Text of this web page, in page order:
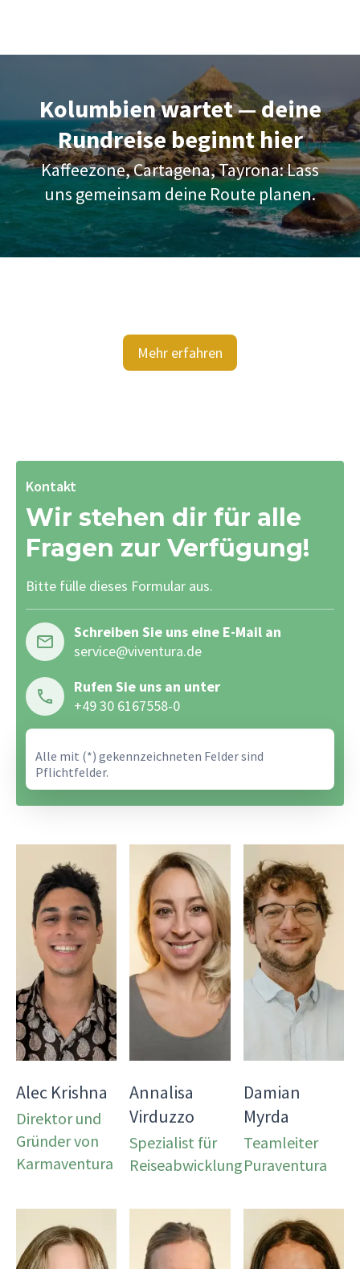
Kolumbien wartet — deine
Rundreise beginnt hier
Kaffeezone, Cartagena, Tayrona: Lass
uns gemeinsam deine Route planen.
Mehr erfahren
Kontakt
Wir stehen dir für alle
Fragen zur Verfügung!
Bitte fülle dieses Formular aus.
Schreiben Sie uns eine E-Mail an
service@viventura.de
Rufen Sie uns an unter
+49 30 6167558-0
Alle mit (*) gekennzeichneten Felder sind
Pflichtfelder.
Alec Krishna
Direktor und
Gründer von
Karmaventura
Annalisa
Virduzzo
Spezialist für
Reiseabwicklung
Damian
Myrda
Teamleiter
Puraventura